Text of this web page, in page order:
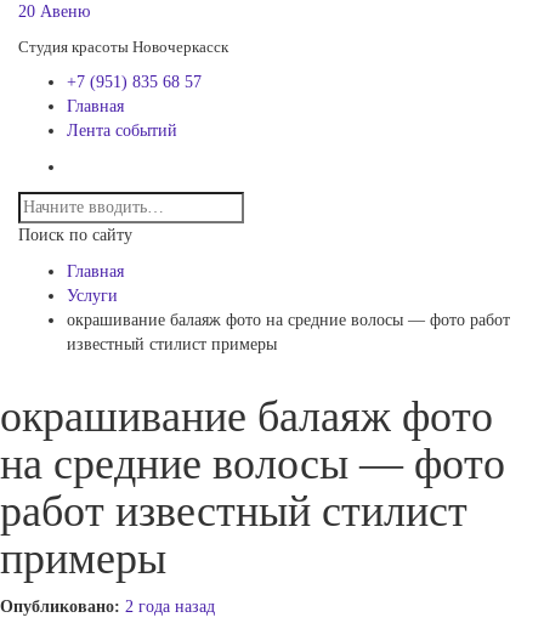
20 Авеню
Студия красоты Новочеркасск
+7 (951) 835 68 57
Главная
Лента событий
Поиск по сайту
Главная
Услуги
окрашивание балаяж фото на средние волосы — фото работ
известный стилист примеры
окрашивание балаяж фото
на средние волосы — фото
работ известный стилист
примеры
Опубликовано: 2 года назад